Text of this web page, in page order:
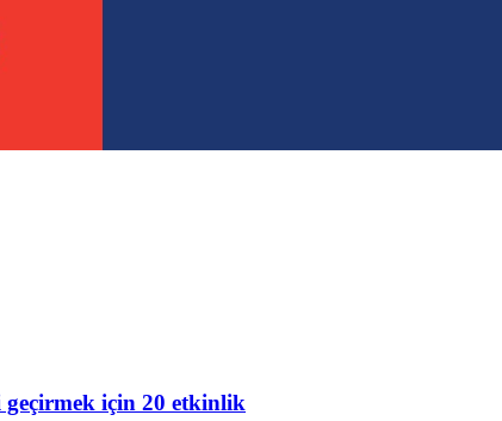
için 20 etkinlik